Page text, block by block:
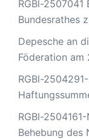
RGBl-2507041
Bundesrathes
Depesche an
Föderation am
RGBl-
RGBl-
Behebung des